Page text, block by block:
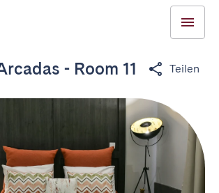
- Room 11 Teilen